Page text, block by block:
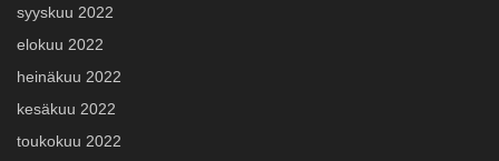
syyskuu 2022
elokuu 2022
heinäkuu 2022
kesäkuu 2022
toukokuu 2022